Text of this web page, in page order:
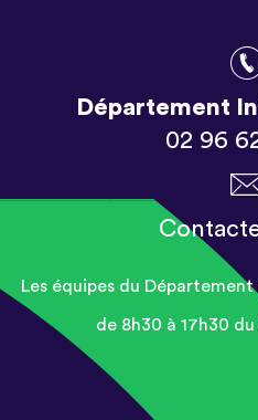
Département
02 96
Les équipes du
de 8h30 à 17h30